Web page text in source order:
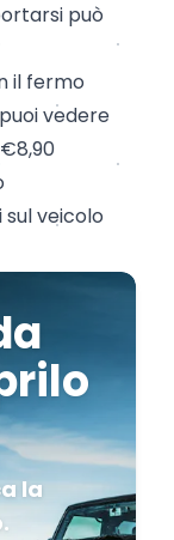
può
il fermo
vedere
veicolo
la